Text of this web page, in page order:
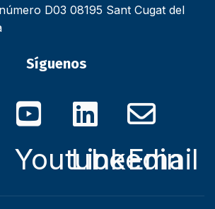
D03 08195 Sant Cugat del
Síguenos
YoutubeLinkedin
Email